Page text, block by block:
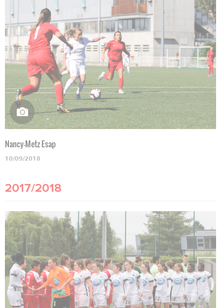
Nancy-Metz Esap
10/09/2018
2017/2018